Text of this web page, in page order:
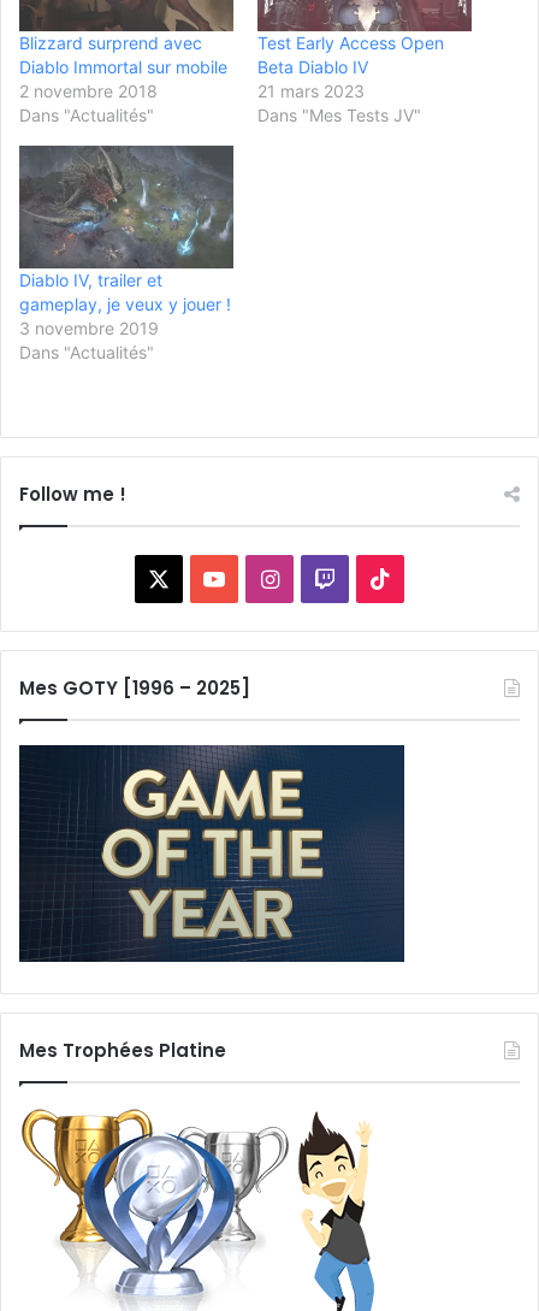
Blizzard surprend avec
Diablo Immortal sur mobile
2 novembre 2018
Dans "Actualités"
Test Early Access Open
Beta Diablo IV
21 mars 2023
Dans "Mes Tests JV"
Diablo IV, trailer et
gameplay, je veux y jouer !
3 novembre 2019
Dans "Actualités"
Follow me !
YouTubeInstagram
Twitch
Mes GOTY [1996 – 2025]
Mes Trophées Platine